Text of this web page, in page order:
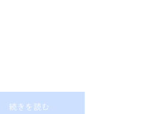
続きを読む